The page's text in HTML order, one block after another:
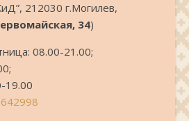
212030 г.Могилев,
34)
08.00-21.00;
19.00